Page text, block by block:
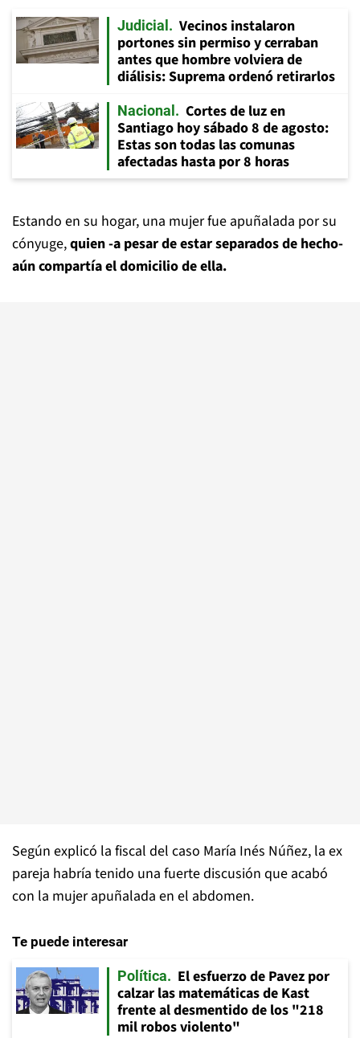
Judicial
Vecinos instalaron
portones sin permiso y cerraban
antes que hombre volviera de
diálisis: Suprema ordenó retirarlos
Nacional
Cortes de luz en
Santiago hoy sábado 8 de agosto:
Estas son todas las comunas
afectadas hasta por 8 horas
Estando en su hogar, una mujer fue apuñalada por su
cónyuge,quien -a pesar de estar separados de hecho-
aún compartía el domicilio de ella.
Según explicó la fiscal del caso María Inés Núñez, la ex
pareja habría tenido una fuerte discusión que acabó
con la mujer apuñalada en el abdomen.
Te puede interesar
Política
El esfuerzo de Pavez por
calzar las matemáticas de Kast
frente al desmentido de los "218
mil robos violento"